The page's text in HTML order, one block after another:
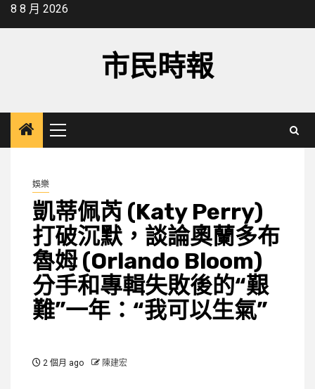
Skip8 8 月 2026
市民時報
Primary
Menu
娛樂
凱蒂佩芮 (Katy Perry)
打破沉默，談論奧蘭多布
魯姆 (Orlando Bloom)
分手和專輯失敗後的“艱
難”一年：“我可以生氣”
2 個月 ago 陳建宏